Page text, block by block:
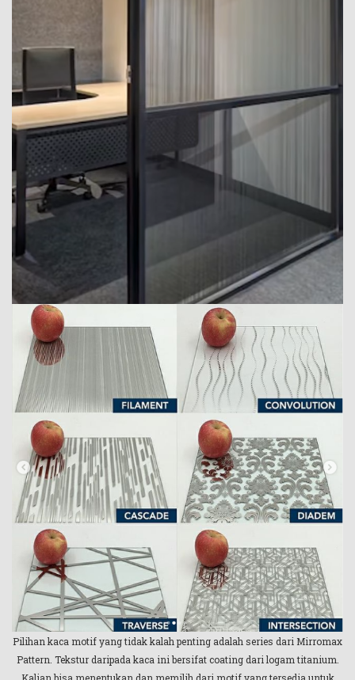
Pilihan kaca motif yang tidak kalah penting adalah series dari Mirromax
Pattern. Tekstur daripada kaca ini bersifat coating dari logam titanium.
Kalian bisa menentukan dan memilih dari motif yang tersedia untuk